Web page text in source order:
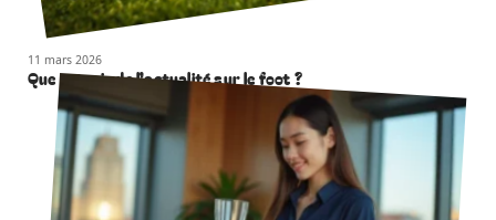
11 mars 2026
Que retenir de l’actualité sur le foot ?